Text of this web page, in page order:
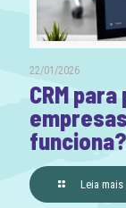
22/01/2026
CRM
funciona?
Leia mais